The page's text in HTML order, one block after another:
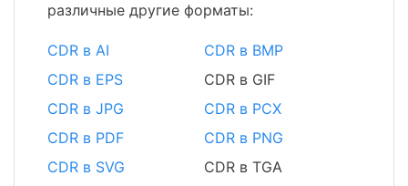
различные другие форматы:
CDR в AI
CDR в BMP
CDR в EPS
CDR в GIF
CDR в JPG
CDR в PCX
CDR в PDF
CDR в PNG
CDR в SVG
CDR в TGA